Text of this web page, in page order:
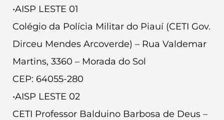
•AISP LESTE 01
Colégio da Polícia Militar do Piauí (CETI Gov.
Dirceu Mendes Arcoverde) – Rua Valdemar
Martins, 3360 – Morada do Sol
CEP: 64055-280
•AISP LESTE 02
CETI Professor Balduino Barbosa de Deus –